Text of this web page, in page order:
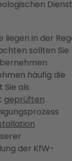
Dienst
liegen in der
sollten Sie
häufig die
als
geprüften
der KfW-